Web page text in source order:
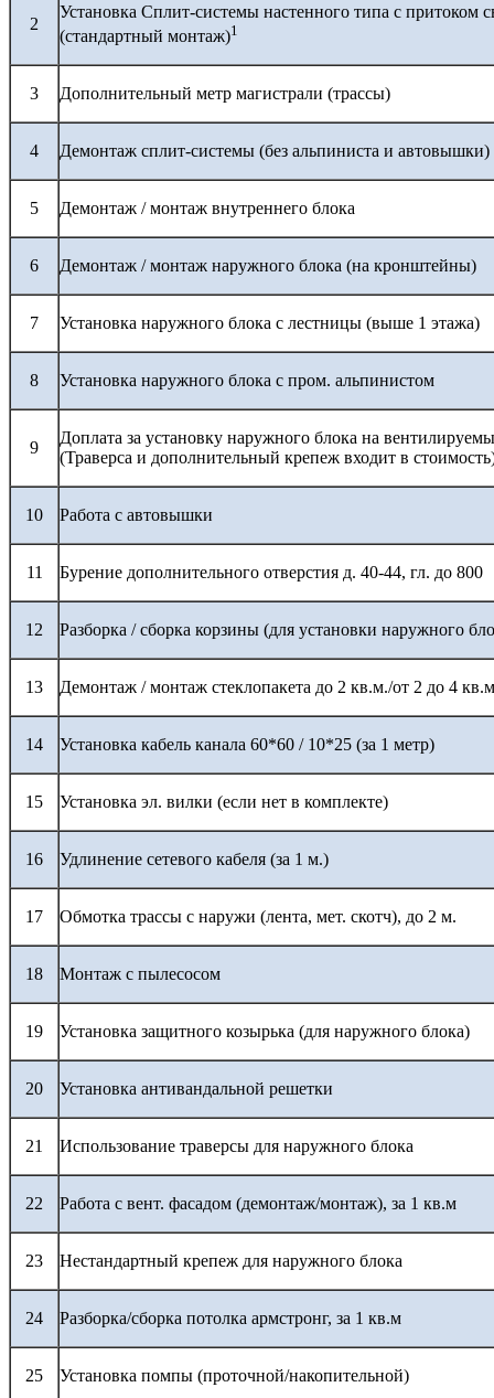
2
Установка Сплит-системы настенного типа с притоком
(стандартный монтаж)1
3 Дополнительный метр магистрали (трассы)
4 Демонтаж сплит-системы (без альпиниста и автовышки)
5 Демонтаж / монтаж внутреннего блока
6 Демонтаж / монтаж наружного блока (на кронштейны)
7 Установка наружного блока с лестницы (выше 1 этажа)
8 Установка наружного блока с пром. альпинистом
9
Доплата за установку наружного блока на
(Траверса и дополнительный крепеж входит в
10 Работа с автовышки
11 Бурение дополнительного отверстия д. 40-44, гл. до 800
12 Разборка / сборка корзины (для установки наружного
13 Демонтаж / монтаж стеклопакета до 2 кв.м./от 2 до 4
14 Установка кабель канала 60*60 / 10*25 (за 1 метр)
15 Установка эл. вилки (если нет в комплекте)
16 Удлинение сетевого кабеля (за 1 м.)
17 Обмотка трассы с наружи (лента, мет. скотч), до 2 м.
18 Монтаж с пылесосом
19 Установка защитного козырька (для наружного блока)
20 Установка антивандальной решетки
21 Использование траверсы для наружного блока
22 Работа с вент. фасадом (демонтаж/монтаж), за 1 кв.м
23 Нестандартный крепеж для наружного блока
24 Разборка/сборка потолка армстронг, за 1 кв.м
25 Установка помпы (проточной/накопительной)